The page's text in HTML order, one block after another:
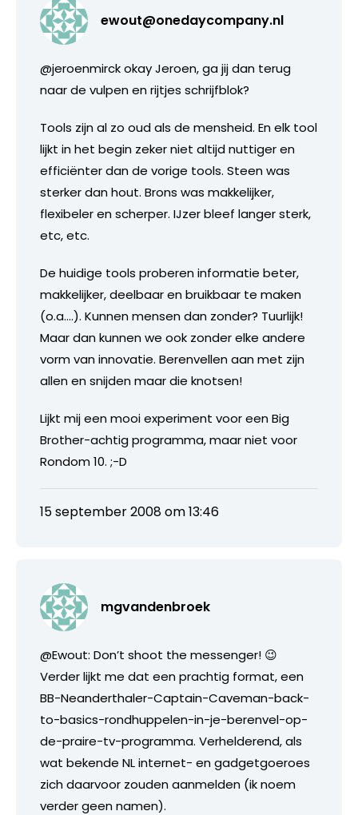
ewout@onedaycompany.nl
@jeroenmirck okay Jeroen, ga jij dan terug
naar de vulpen en rijtjes schrijfblok?
Tools zijn al zo oud als de mensheid. En elk tool
lijkt in het begin zeker niet altijd nuttiger en
efficiënter dan de vorige tools. Steen was
sterker dan hout. Brons was makkelijker,
flexibeler en scherper. IJzer bleef langer sterk,
etc, etc.
De huidige tools proberen informatie beter,
makkelijker, deelbaar en bruikbaar te maken
(o.a….). Kunnen mensen dan zonder? Tuurlijk!
Maar dan kunnen we ook zonder elke andere
vorm van innovatie. Berenvellen aan met zijn
allen en snijden maar die knotsen!
Lijkt mij een mooi experiment voor een Big
Brother-achtig programma, maar niet voor
Rondom 10. ;-D
15 september 2008 om 13:46
mgvandenbroek
@Ewout: Don’t shoot the messenger! 😉
Verder lijkt me dat een prachtig format, een
BB-Neanderthaler-Captain-Caveman-back-
to-basics-rondhuppelen-in-je-berenvel-op-
de-praire-tv-programma. Verhelderend, als
wat bekende NL internet- en gadgetgoeroes
zich daarvoor zouden aanmelden (ik noem
verder geen namen).